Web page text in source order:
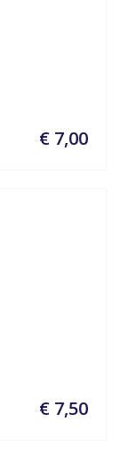
€ 7,00
€ 7,50